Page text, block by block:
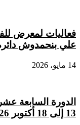
فعاليات لمعرض
علي بنحمدوش
14 مايو، 2026
الدورة السابعة
13 إلى 18 أكتوبر 2026